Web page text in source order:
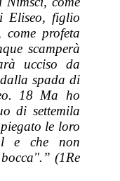
Eliseo, figlio
profeta
scamperà
ucciso da
spada di
18 Ma ho
di settemila
le loro
e che non
(1Re